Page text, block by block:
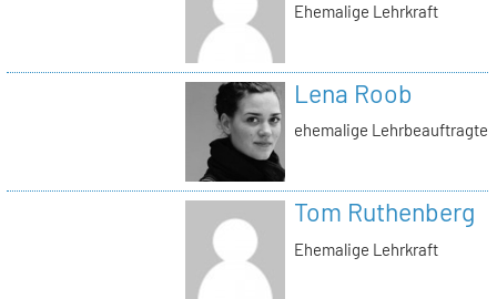
Ehemalige Lehrkraft
Lena Roob
ehemalige Lehrbeauftragte
Tom Ruthenberg
Ehemalige Lehrkraft